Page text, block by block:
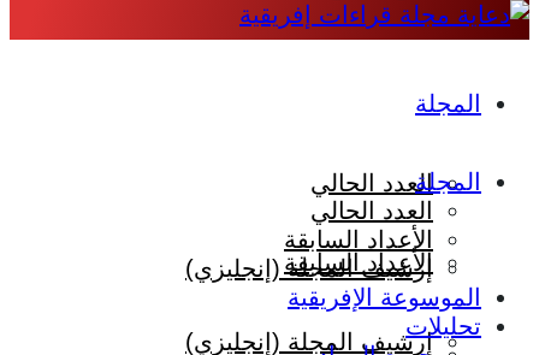
المجلة
العدد الحالي
الأعداد السابقة
إرشيف المجلة (إنجليزي)
المجلة
العدد الحالي
الأعداد السابقة
إرشيف المجلة (إنجليزي)
الموسوعة الإفريقية
تحليلات